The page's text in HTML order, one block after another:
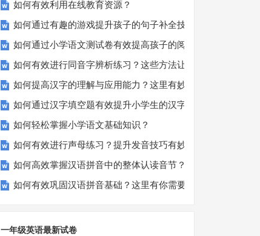
如何有效利用在线教育资源？
如何通过有趣的游戏提升孩子的句子补全技巧？
如何通过小学语文测试卷有效提高孩子的阅读与写作技能？
如何有效进行同音字辨析练习？这些方法让你事半功倍！
如何提高汉字的理解与应用能力？这里有妙招！
如何通过汉字填空题有效提升小学生的汉字书写能力？
如何轻松掌握小学语文基础知识？
如何有效进行声母练习？提升发音技巧有妙招！
如何高效掌握汉语拼音中的整体认读音节？
如何有效巩固汉语拼音基础？这里有你需要的所有技巧！
一年级英语最新试卷